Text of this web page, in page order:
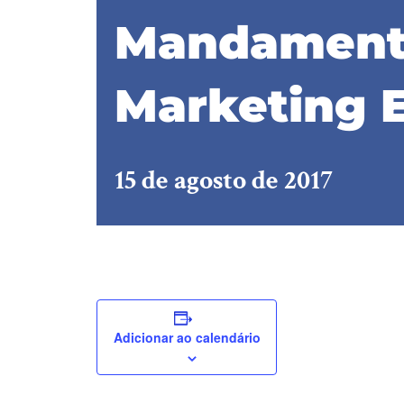
Marketing
15 de agosto de 2017
Adicionar ao calendário